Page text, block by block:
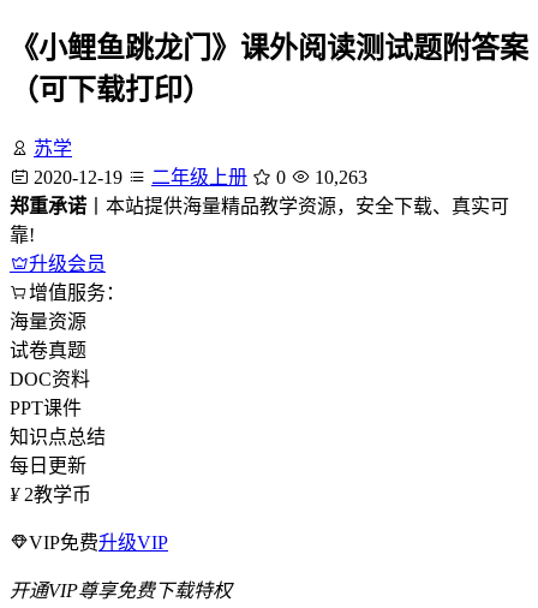
《小鲤鱼跳龙门》课外阅读测试题附答案
（可下载打印）
苏学
2020-12-19
二年级上册 0
10,263
郑重承诺 丨本站提供海量精品教学资源，安全下载、真实可
靠!
升级会员
增值服务：
海量资源
试卷真题
DOC资料
PPT课件
知识点总结
每日更新
¥ 2教学币
VIP免费升级VIP
开通VIP尊享免费下载特权